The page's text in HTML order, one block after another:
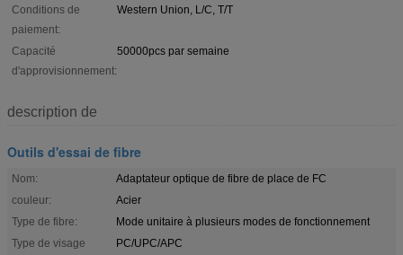
Conditions de
paiement:
Western Union, L/C, T/T
Capacité
d'approvisionnement:
50000pcs par semaine
description de
Outils d'essai de fibre
Nom:
Adaptateur optique de fibre de place de FC
couleur:
Acier
Type de fibre:
Mode unitaire à plusieurs modes de fonctionnement
Type de visage
PC/UPC/APC